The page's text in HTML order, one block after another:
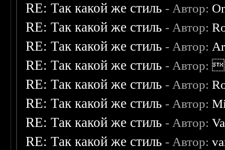
RE: Так какой же стиль - Автор:
RE: Так какой же стиль - Автор:
RE: Так какой же стиль - Автор:
RE: Так какой же стиль - Автор:
RE: Так какой же стиль - Автор:
RE: Так какой же стиль - Автор:
RE: Так какой же стиль - Автор:
RE: Так какой же стиль - Автор: